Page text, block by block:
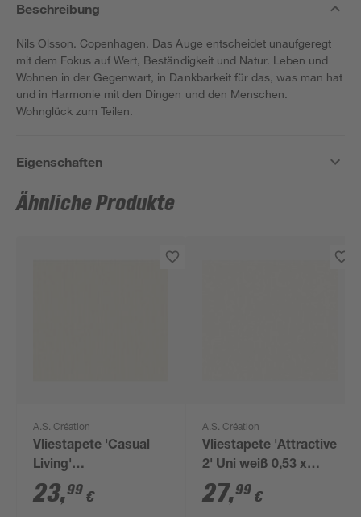
Beschreibung
Nils Olsson. Copenhagen. Das Auge entscheidet unaufgeregt
mit dem Fokus auf Wert, Beständigkeit und Natur. Leben und
Wohnen in der Gegenwart, in Dankbarkeit für das, was man hat
und in Harmonie mit den Dingen und den Menschen.
Wohnglück zum Teilen.
Eigenschaften
Ähnliche Produkte
A.S. Création
Vliestapete 'Casual
Living'
Streifenstruktur
beige/creme 0,53 x
23,99 €
A.S. Création
Vliestapete 'Attractive
2' Uni weiß 0,53 x
10,05 m
27,99 €